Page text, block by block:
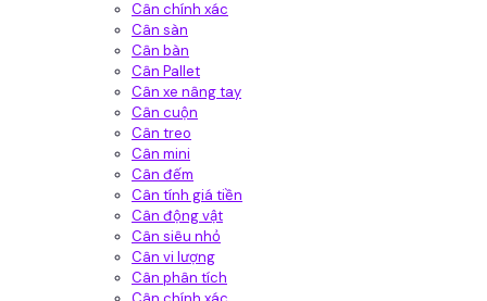
Cân chính xác
Cân sàn
Cân bàn
Cân Pallet
Cân xe nâng tay
Cân cuộn
Cân treo
Cân mini
Cân đếm
Cân tính giá tiền
Cân động vật
Cân siêu nhỏ
Cân vi lượng
Cân phân tích